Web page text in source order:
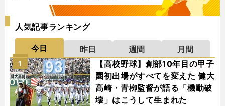
人気記事ランキング
今日 昨日 週間
月間
【高校野球】創部10年目の甲子
園初出場がすべてを変えた 健大
高崎・青栁監督が語る「機動破
壊」はこうして生まれた
1